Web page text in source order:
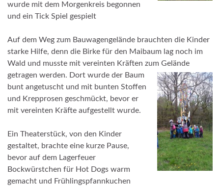
wurde mit dem Morgenkreis begonnen
und ein Tick Spiel gespielt
Auf dem Weg zum Bauwagengelände brauchten die Kinder
starke Hilfe, denn die Birke für den Maibaum lag noch im
Wald und musste mit vereinten Kräften zum Gelände
getragen werden. Dort wurde der Baum
bunt angetuscht und mit bunten Stoffen
und Krepprosen geschmückt, bevor er
mit vereinten Kräfte aufgestellt wurde.
Ein Theaterstück, von den Kinder
gestaltet, brachte eine kurze Pause,
bevor auf dem Lagerfeuer
Bockwürstchen für Hot Dogs warm
gemacht und Frühlingspfannkuchen